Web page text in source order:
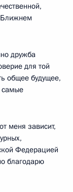
Ближнем
дружба
для той
общее будущее,
самые
меня зависит,
Федерацией
благодарю